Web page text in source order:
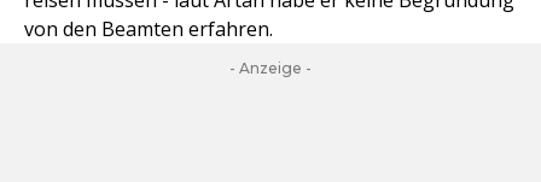
von den Beamten erfahren.
- Anzeige -